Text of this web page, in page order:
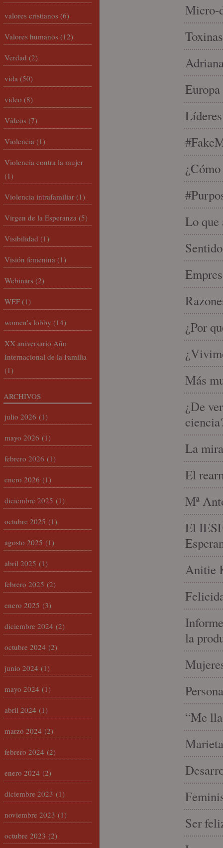
Micro-
Lo que
¿Por
Más
¿De
La
El
Mª
El
Anitie
la
“Me
Ser
valores cristianos (6)
Valores humanos (12)
Verdad (2)
vida (50)
video (8)
Vídeos (7)
Violencia (1)
Violencia contra la mujer
(1)
Violencia intrafamiliar (1)
Virgen de la Esperanza (5)
Visibilidad (1)
Visión femenina (1)
Webinars (2)
WEF (1)
women's lobby (14)
XX aniversario Año
Internacional de la Familia
(1)
ARCHIVOS
julio 2026 (1)
mayo 2026 (1)
febrero 2026 (1)
enero 2026 (1)
diciembre 2025 (1)
octubre 2025 (1)
agosto 2025 (1)
abril 2025 (1)
febrero 2025 (2)
enero 2025 (3)
diciembre 2024 (2)
octubre 2024 (2)
junio 2024 (1)
mayo 2024 (1)
abril 2024 (1)
marzo 2024 (2)
febrero 2024 (2)
enero 2024 (2)
diciembre 2023 (1)
noviembre 2023 (1)
octubre 2023 (2)